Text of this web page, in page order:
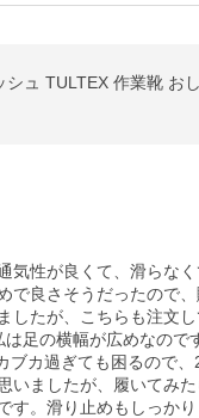
ュ TULTEX 作業靴 お
気性が良くて、滑らな
で良さそうだったので、
したが、こちらも注文
足の横幅が広めなので
ブカ過ぎても困るので、
いましたが、履いてみ
す。滑り止めもしっかり